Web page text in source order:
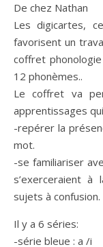
De chez Nathan
Les digicartes,
favorisent un
coffret
12 phonèmes..
Le coffret va
apprentissages
-repérer la
mot.
-se familiariser
s’exerceraient
sujets à confusion.
Il y a 6 séries:
-série bleue : a /i